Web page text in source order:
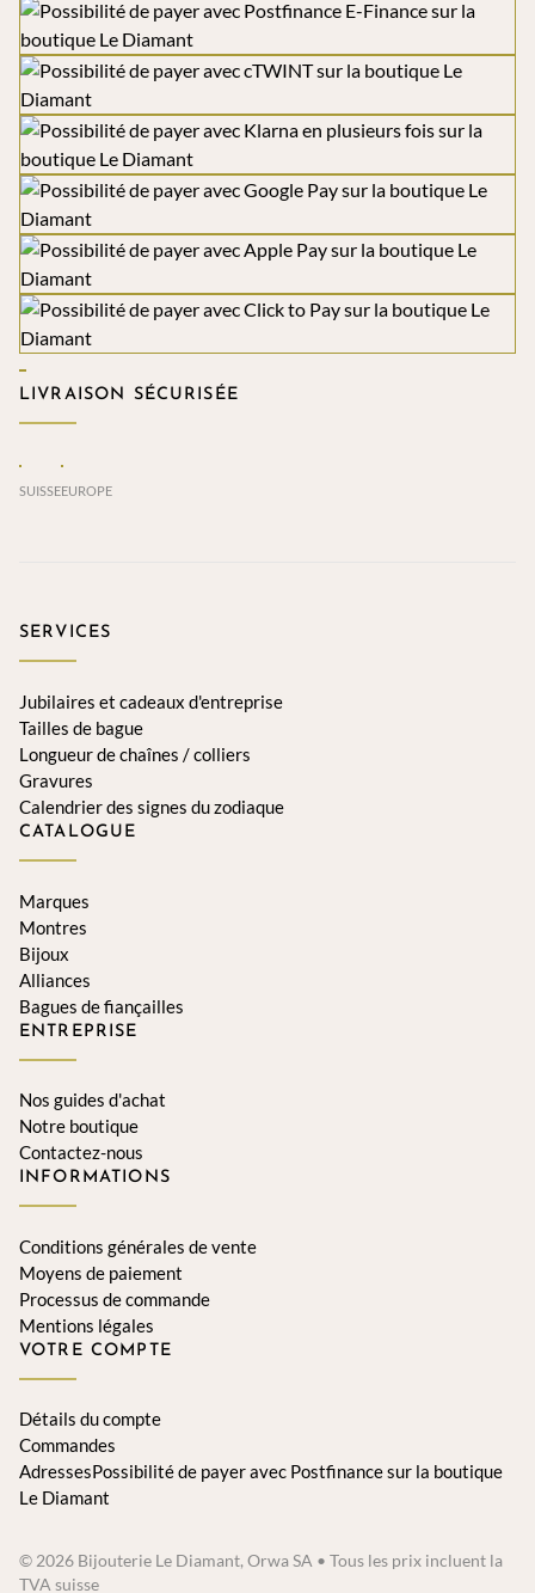
LIVRAISON SÉCURISÉE
SUISSEEUROPE
SERVICES
Jubilaires et cadeaux d'entreprise
Tailles de bague
Longueur de chaînes / colliers
Gravures
Calendrier des signes du zodiaque
CATALOGUE
Marques
Montres
Bijoux
Alliances
Bagues de fiançailles
ENTREPRISE
Nos guides d'achat
Notre boutique
Contactez-nous
INFORMATIONS
Conditions générales de vente
Moyens de paiement
Processus de commande
Mentions légales
VOTRE COMPTE
Détails du compte
Commandes
AdressesPossibilité de payer avec Postfinance sur la boutique
Le Diamant
© 2026 Bijouterie Le Diamant, Orwa SA • Tous les prix incluent la
TVA suisse